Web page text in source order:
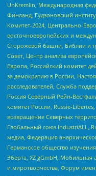
UnKremlin, Международная
Финланд, Гудзоновский
Комитет-2024, Центрально-
восточноевропейских и
Сторожевой башни, Библии и
Совет, Центр анализа
Европа, Российский комитет
за демократию в России,
расследователей, Служба
Россия Северный Рейн-
комитет России, Russie-
возвращение Северных
Глобальный союз IndustriALL,
медиа, Федерация
Германское общество
Эберта, XZ gGmbH, Мобильная
и миротворчества, Форум